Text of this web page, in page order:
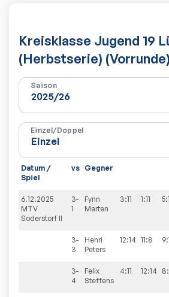
Kreisklasse Jugend 19
(Herbstserie) (Vorrunde)
Saison
Einzel/Doppel
Datum /
Spiel
vs Gegner
6.12.2025
MTV
Soderstorf II
3-
1
Fynn
Marten
3:11 1:11
3-
3
Henri
Peters
12:14 11:8
3-
4
Felix
Steffens
4:11 12:14